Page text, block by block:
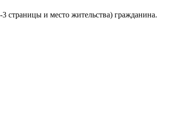
страницы и место жительства) гражданина.